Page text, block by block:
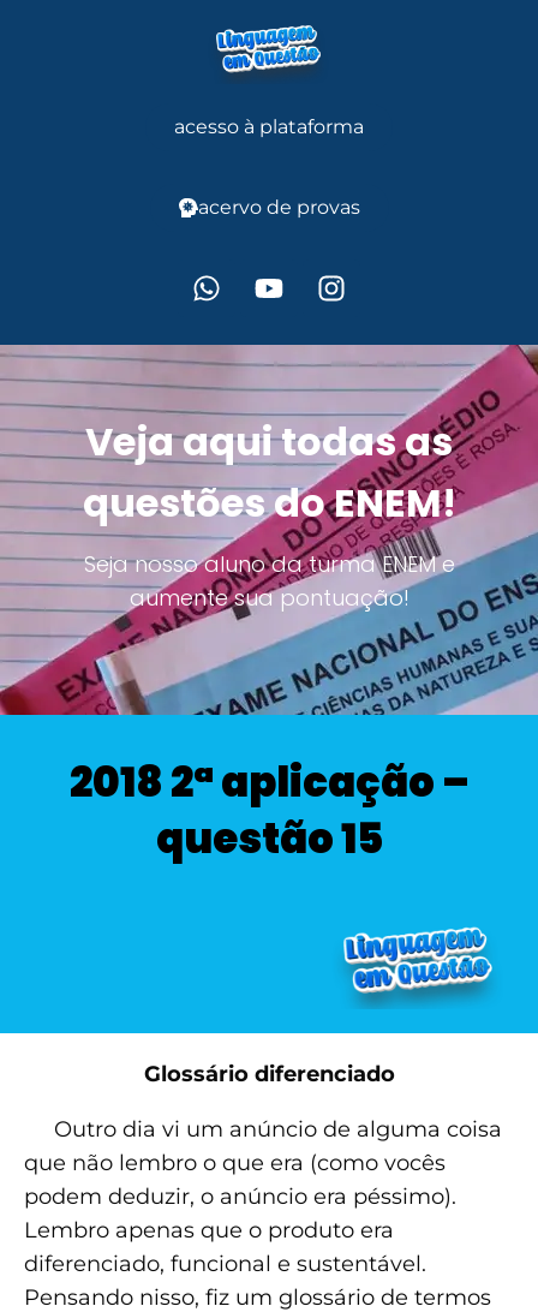
acesso à plataforma
acervo de provas
Veja aqui todas as
questões do ENEM!
Seja nosso aluno da turma ENEM e
aumente sua pontuação!
2018 2ª aplicação –
questão 15
Glossário diferenciado
Outro dia vi um anúncio de alguma coisa
que não lembro o que era (como vocês
podem deduzir, o anúncio era péssimo).
Lembro apenas que o produto era
diferenciado, funcional e sustentável.
Pensando nisso, fiz um glossário de termos